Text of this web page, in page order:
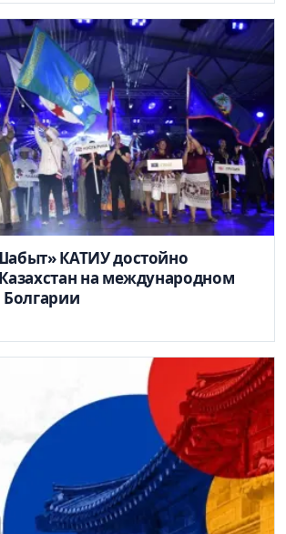
КАТИУ достойно
на международном